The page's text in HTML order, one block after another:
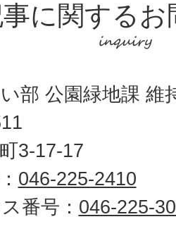
に関するお
部 公園緑地課 維
3-17-17
046-225-2410
番号： 046-225-